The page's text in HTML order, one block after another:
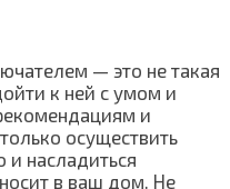
— это не такая
к ней с умом и
и
осуществить
и насладиться
в ваш дом. Не